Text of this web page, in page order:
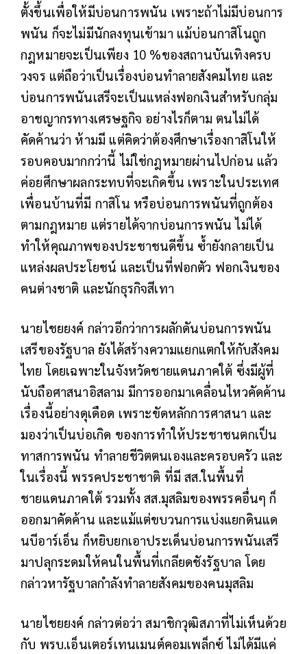
ตั้งขึ้นเพื่อให้มีบ่อนการพนัน เพราะถ้าไม่มีบ่อนการ
พนัน ก็จะไม่มีนักลงทุนเข้ามา แม้บ่อนกาสิโนถูก
กฎหมายจะเป็นเพียง 10 %ของสถานบันเทิงครบ
วงจร แต่ถือว่าเป็นเรื่องบ่อนทำลายสังคมไทย และ
บ่อนการพนันเสรีจะเป็นแหล่งฟอกเงินสำหรับกลุ่ม
อาชญากรทางเศรษฐกิจ อย่างไรก็ตาม ตนไม่ได้
คัดค้านว่า ห้ามมี แต่คิดว่าต้องศึกษาเรื่องกาสิโนให้
รอบคอบมากกว่านี้ ไม่ใช่กฎหมายผ่านไปก่อน แล้ว
ค่อยศึกษาผลกระทบที่จะเกิดขึ้น เพราะในประเทศ
เพื่อนบ้านที่มี กาสิโน หรือบ่อนการพนันที่ถูกต้อง
ตามกฎหมาย แต่รายได้จากบ่อนการพนัน ไม่ได้
ทำให้คุณภาพของประชาชนดีขึ้น ซ้ำยังกลายเป็น
แหล่งผลประโยชน์ และเป็นที่ฟอกตัว ฟอกเงินของ
คนต่างชาติ และนักธุรกิจสีเทา
นายไชยยงค์ กล่าวอีกว่าการผลักดันบ่อนการพนัน
เสรีของรัฐบาล ยังได้สร้างความแยกแตกให้กับสังคม
ไทย โดยเฉพาะในจังหวัดชายแดนภาคใต้ ซึ่งมีผู้ที่
นับถือศาสนาอิสลาม มีการออกมาเคลื่อนไหวคัดค้าน
เรื่องนี้อย่างดุเดือด เพราะขัดหลักการศาสนา และ
มองว่าเป็นบ่อเกิด ของการทำให้ประชาชนตกเป็น
ทาสการพนัน ทำลายชีวิตตนเองและครอบครัว และ
ในเรื่องนี้ พรรคประชาชาติ ที่มี สส.ในพื้นที่
ชายแดนภาคใต้ รวมทั้ง สส.มุสลิมของพรรคอื่นๆ ก็
ออกมาคัดค้าน และแม้แต่ขบวนการแบ่งแยกดินแด
นบีอาร์เอ็น ก็หยิบยกเอาประเด็นบ่อนการพนันเสรี
มาปลุกระดมให้คนในพื้นที่เกลียดชังรัฐบาล โดย
กล่าวหารัฐบาลกำลังทำลายสังคมของคนมุสลิม
นายไชยยงค์ กล่าวต่อว่า สมาชิกวุฒิสภาที่ไม่เห็นด้วย
กับ พรบ.เอ็นเตอร์เทนเมนต์คอมเพล็กซ์ ไม่ได้มีแค่